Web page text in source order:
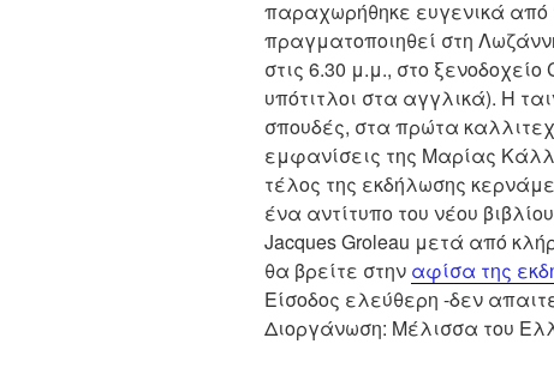
παραχωρήθηκε ευγενικά από
πραγματοποιηθεί στη
στις 6.30 μ.μ., στο
υπότιτλοι στα αγγλικά). Η
σπουδές, στα πρώτα
εμφανίσεις της Μαρίας
τέλος της εκδήλωσης
ένα αντίτυπο του νέου
Jacques Groleau μετά από
θα βρείτε στην αφίσα της
Είσοδος ελεύθερη -δεν
Διοργάνωση: Μέλισσα του